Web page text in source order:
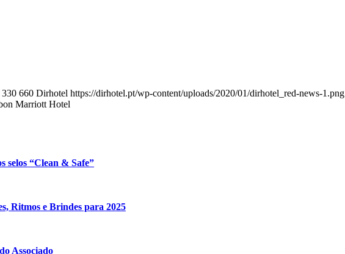
330 660 Dirhotel https://dirhotel.pt/wp-content/uploads/2020/01/dirhotel_red-news-1.png
Marriott Hotel
selos “Clean & Safe”
Ritmos e Brindes para 2025
Associado